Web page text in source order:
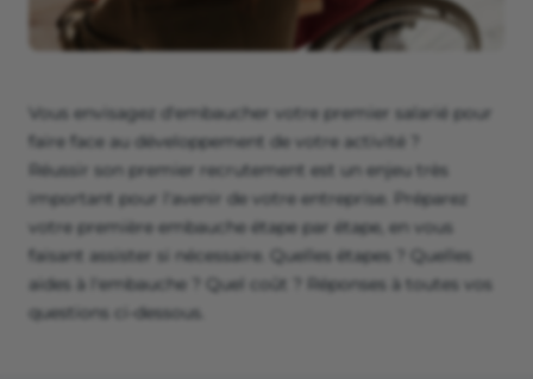
Vous envisagez d'embaucher votre premier salarié pour
faire face au développement de votre activité ?
Réussir son premier recrutement est un enjeu très
important pour l'avenir de votre entreprise. Préparez
votre première embauche étape par étape, en vous
faisant assister si nécessaire. Quelles étapes ? Quelles
aides à l'embauche ? Quel coût ? Réponses à toutes vos
questions ci-dessous.